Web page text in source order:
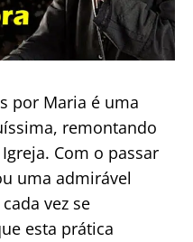
por Maria é uma
remontando
Com o passar
uma admirável
vez se
esta prática